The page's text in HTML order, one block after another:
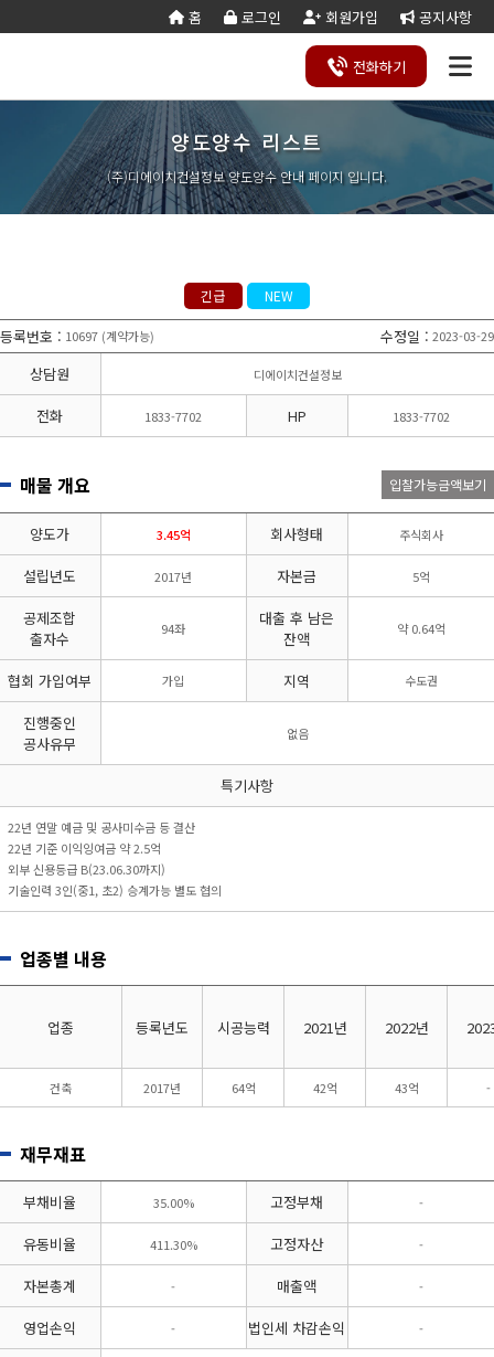
홈 로그인 회원가입 공지사항
전화하기
회사
소개
사업
영역
조직
도 는
길
합
건
설
업
토목건축
공사업
경설비공
조경공사
전문건설업
지반조성·포
장공사업
실내건축공
사업
도장·습식·방 조경식재·시
비계공사업
비공사업
철도·궤도공
사업
철강구조물공
붕
건축물조립공
사업
기타공
사업
전기공사업 정보통신
공사업
업자
나무병원
석면해제
산림사업법
인
에너지절
약전문기
업
엔지니어링
사업자
전문관리
설계시공업
문기관/
안전점검전
문기관
지하수개발
차
담
하
기
양도
양수
리스
트
양도
양수
절차
기업
진단
공
제
조
합
실
태
조
사
기
재
사
항
변
경
공
능
력
가
·
합
잔고
증명
법령
서식
국가
계약
법령
관계
서식
건설
업등
록서
식
법시
행규
칙
서식
실질
자본
금
계산
기
세무
계산
기
양도양수 리스트
(주)디에이치건설정보 양도양수 안내 페이지 입니다.
긴급 NEW
등록번호 : 10697 (계약가능) 수정일 : 2023-03-29
상담원 디에이치건설정보
전화 1833-7702 HP 1833-7702
매물 개요 입찰가능금액보기
양도가 3.45억 회사형태 주식회사
설립년도 2017년 자본금 5억
공제조합
출자수
94좌
대출 후 남은
잔액
약 0.64억
협회 가입여부 가입 지역 수도권
진행중인
공사유무
없음
특기사항
22년 연말 예금 및 공사미수금 등 결산
22년 기준 이익잉여금 약 2.5억
외부 신용등급 B(23.06.30까지)
기술인력 3인(중1, 초2) 승계가능 별도 협의
업종별 내용
업종 등록년도 시공능력 2021년 2022년
건축 2017년 64억 42억 43억 -
재무재표
부채비율 35.00% 고정부채 -
유동비율 411.30% 고정자산 -
자본총계 - 매출액 -
영업손익 - 법인세 차감손익 -